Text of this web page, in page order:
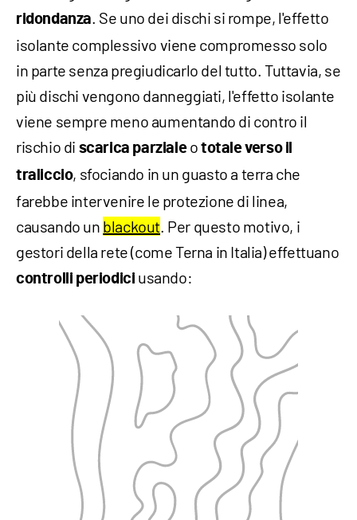
ridondanza . Se uno dei dischi si rompe, l'effetto
isolante complessivo viene compromesso solo
in parte senza pregiudicarlo del tutto. Tuttavia, se
più dischi vengono danneggiati, l'effetto isolante
viene sempre meno aumentando di contro il
rischio di scarica parzialeototale verso il
traliccio, sfociando in un guasto a terra che
farebbe intervenire le protezione di linea,
causando un blackout . Per questo motivo, i
gestori della rete (come Terna in Italia) effettuano
controlli periodici usando: